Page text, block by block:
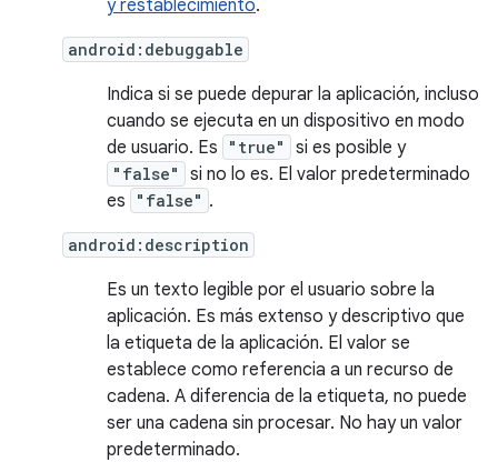
y restablecimiento.
android:debuggable
Indica si se puede depurar la aplicación, incluso
cuando se ejecuta en un dispositivo en modo
de usuario. Es
"true" si es posible y
"false"
si no lo es. El valor predeterminado
es
"false" .
android:description
Es un texto legible por el usuario sobre la
aplicación. Es más extenso y descriptivo que
la etiqueta de la aplicación. El valor se
establece como referencia a un recurso de
cadena. A diferencia de la etiqueta, no puede
ser una cadena sin procesar. No hay un valor
predeterminado.